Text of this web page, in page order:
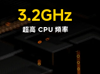
3.2GHz
超高 CPU 頻率